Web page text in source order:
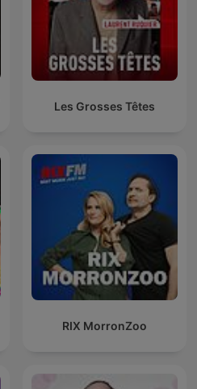
Les Grosses Têtes
RIX MorronZoo